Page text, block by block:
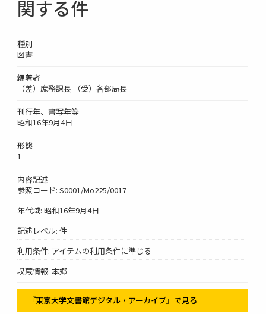
関する件
種別
図書
編著者
（差）庶務課長 （受）各部局長
刊行年、書写年等
昭和16年9月4日
形態
1
内容記述
参照コード: S0001/Mo225/0017
年代域: 昭和16年9月4日
記述レベル: 件
利用条件: アイテムの利用条件に準じる
収蔵情報: 本郷
『東京大学文書館デジタル・アーカイブ』で見る